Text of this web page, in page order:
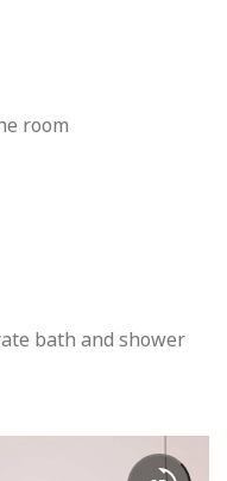
room
bath and shower